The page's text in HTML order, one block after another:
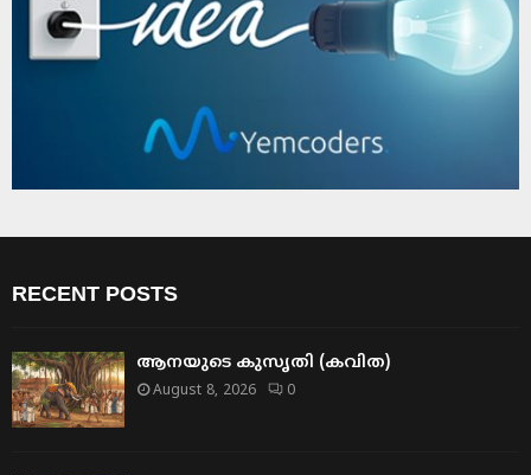
RECENT POSTS
ആനയുടെ കുസൃതി (കവിത)
August 8, 2026 0